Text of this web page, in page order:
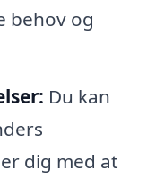
behov og
Du kan
dig med at